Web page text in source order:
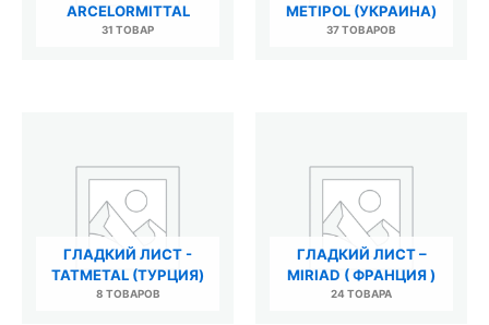
ARCELORMITTAL
31 ТОВАР
METIPOL (УКРАИНА)
37 ТОВАРОВ
ГЛАДКИЙ ЛИСТ -
TATMETAL (ТУРЦИЯ)
8 ТОВАРОВ
ГЛАДКИЙ ЛИСТ –
MIRIAD ( ФРАНЦИЯ )
24 ТОВАРА